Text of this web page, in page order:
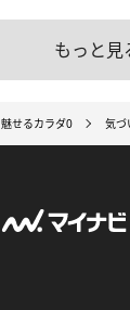
もっと見
魅せるカラダ0 気づ